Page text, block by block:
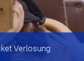
Verlosung